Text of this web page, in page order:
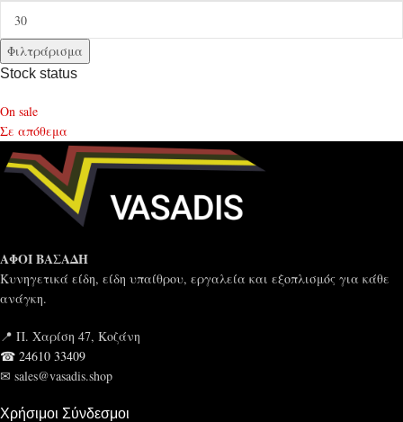
Φιλτράρισμα
Stock status
On sale
Σε απόθεμα
ΑΦΟΙ ΒΑΣΑΔΗ
Κυνηγετικά είδη, είδη υπαίθρου, εργαλεία και εξοπλισμός για κάθε
ανάγκη.
📍 Π. Χαρίση 47, Κοζάνη
☎ 24610 33409
✉ sales@vasadis.shop
Χρήσιμοι Σύνδεσμοι